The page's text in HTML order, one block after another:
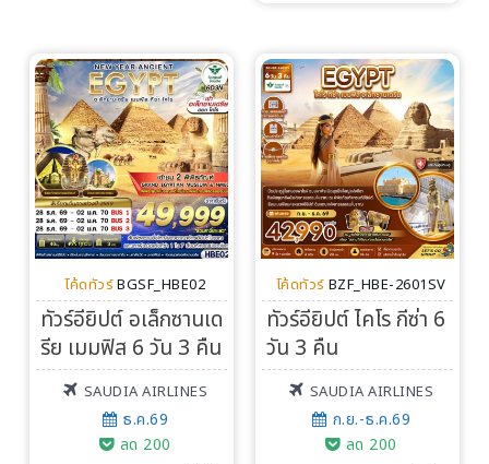
โค้ดทัวร์ BGSF_HBE02
ทัวร์อียิปต์ อเล็กซานเด
รีย เมมฟิส 6 วัน 3 คืน
SAUDIA AIRLINES
ธ.ค.69
ลด 200
โค้ดทัวร์ BZF_HBE-2601SV
ทัวร์อียิปต์ ไคโร กีซ่า 6
วัน 3 คืน
SAUDIA AIRLINES
ก.ย.-ธ.ค.69
ลด 200